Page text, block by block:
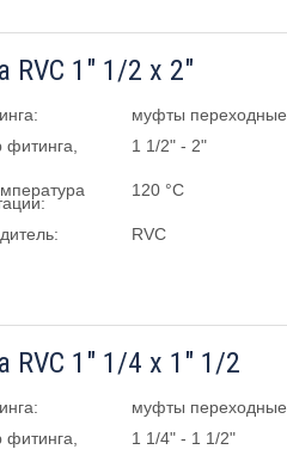
RVC 1" 1/2 х 2"
муфты переходные
1 1/2" - 2"
120 °C
RVC
RVC 1" 1/4 х 1" 1/2
муфты переходные
1 1/4" - 1 1/2"